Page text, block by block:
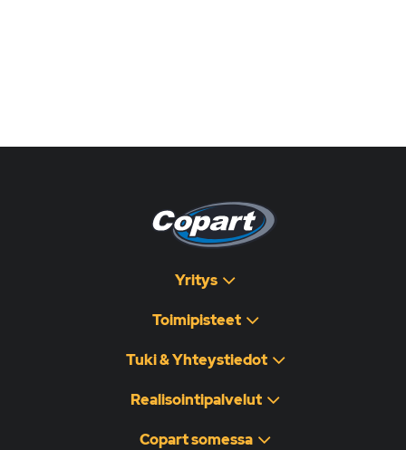
Yritys
Toimipisteet
Tuki & Yhteystiedot
Realisointipalvelut
Copart somessa